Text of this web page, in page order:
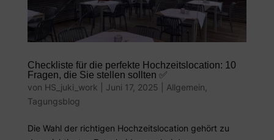
Checkliste für die perfekte Hochzeitslocation: 10
Fragen, die Sie stellen sollten ✅
von HS_juki_work Juni 17, 2025 Allgemein
Tagungsblog
Die Wahl der richtigen Hochzeitslocation gehört zu